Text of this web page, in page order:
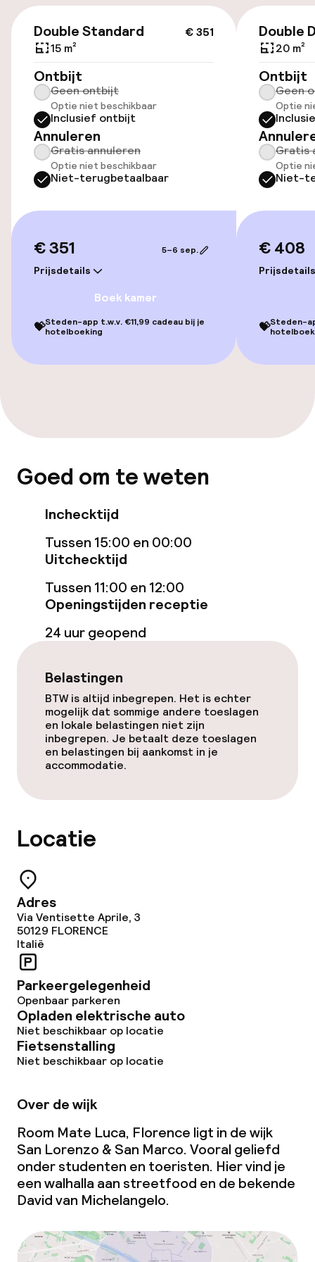
Toegankelijkheid
Lift
Voor toegankelijkheid
geoptimaliseerde kamers beschikbaar
Kamers
Voor toegankelijkheid
geoptimaliseerde kamers beschikbaar
Entertainment
Schoonmaakvoorzieningen
Wasservice
Zakelijke faciliteiten
Vergaderruimte
Beleid
Overal rookvrij
€ 351
Double Standard
15 m²
Ontbijt
Geen ontbijt
Optie niet beschikbaar
Inclusief ontbijt
Annuleren
Gratis annuleren
Optie niet beschikbaar
Niet-terugbetaalbaar
€ 351
Prijsdetails
5–6 sep.
Boek kamer
💝Steden-app t.w.v. €11,99 cadeau bij je
hotelboeking
Double
20 m²
Ontbijt
Geen
Optie
Gratis
Optie
Niet-
€ 408
Prijsdetails
💝Steden-
Goed om te weten
Inchecktijd
Tussen 15:00 en 00:00
Uitchecktijd
Tussen 11:00 en 12:00
Openingstijden receptie
24 uur geopend
Belastingen
BTW is altijd inbegrepen. Het is echter
mogelijk dat sommige andere toeslagen
en lokale belastingen niet zijn
inbegrepen. Je betaalt deze toeslagen
en belastingen bij aankomst in je
accommodatie.
Locatie
Adres
Via Ventisette Aprile, 3
50129 FLORENCE
Italië
Parkeergelegenheid
Openbaar parkeren
Opladen elektrische auto
Niet beschikbaar op locatie
Fietsenstalling
Niet beschikbaar op locatie
Over de wijk
Room Mate Luca, Florence ligt in de wijk
San Lorenzo & San Marco. Vooral geliefd
onder studenten en toeristen. Hier vind je
een walhalla aan streetfood en de bekende
Davidvan Michelangelo.